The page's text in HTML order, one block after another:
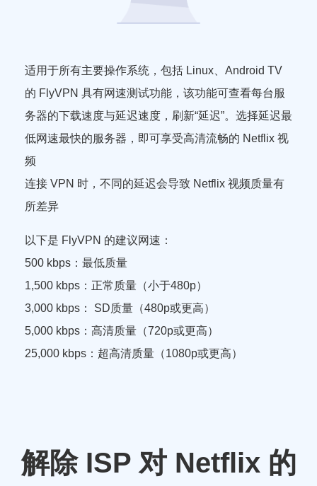
适用于所有主要操作系统，包括 Linux、Android TV
的 FlyVPN 具有网速测试功能，该功能可查看每台服
务器的下载速度与延迟速度，刷新“延迟”。选择延迟最
低网速最快的服务器，即可享受高清流畅的 Netflix 视
频
连接 VPN 时，不同的延迟会导致 Netflix 视频质量有
所差异
以下是 FlyVPN 的建议网速：
500 kbps：最低质量
1,500 kbps：正常质量（小于480p）
3,000 kbps： SD质量（480p或更高）
5,000 kbps：高清质量（720p或更高）
25,000 kbps：超高清质量（1080p或更高）
解除 ISP 对 Netflix 的